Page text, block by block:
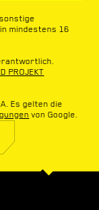
mindestens 16
PROJEKT
Es gelten die
von Google.